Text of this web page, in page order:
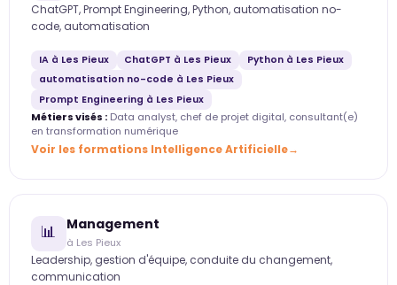
ChatGPT, Prompt Engineering, Python, automatisation no-
code, automatisation
IA à Les Pieux ChatGPT à Les Pieux
Python à Les Pieux
automatisation no-code à Les Pieux
Prompt Engineering à Les Pieux
Métiers visés : Data analyst, chef de projet digital, consultant(e)
en transformation numérique
Voir les formations Intelligence Artificielle
📊 Management
à Les Pieux
Leadership, gestion d'équipe, conduite du changement,
communication